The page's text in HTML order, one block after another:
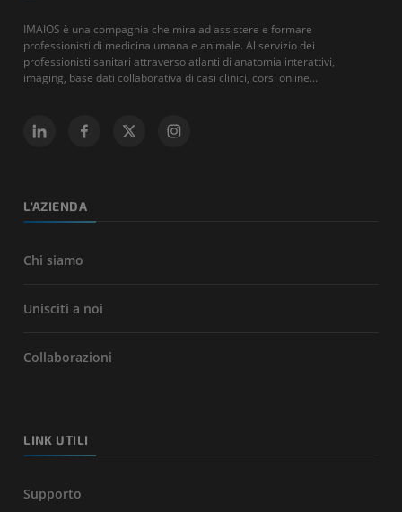
IMAIOS è una compagnia che mira ad assistere e formare
professionisti di medicina umana e animale. Al servizio dei
professionisti sanitari attraverso atlanti di anatomia interattivi,
imaging, base dati collaborativa di casi clinici, corsi online...
L'AZIENDA
Chi siamo
Unisciti a noi
Collaborazioni
LINK UTILI
Supporto